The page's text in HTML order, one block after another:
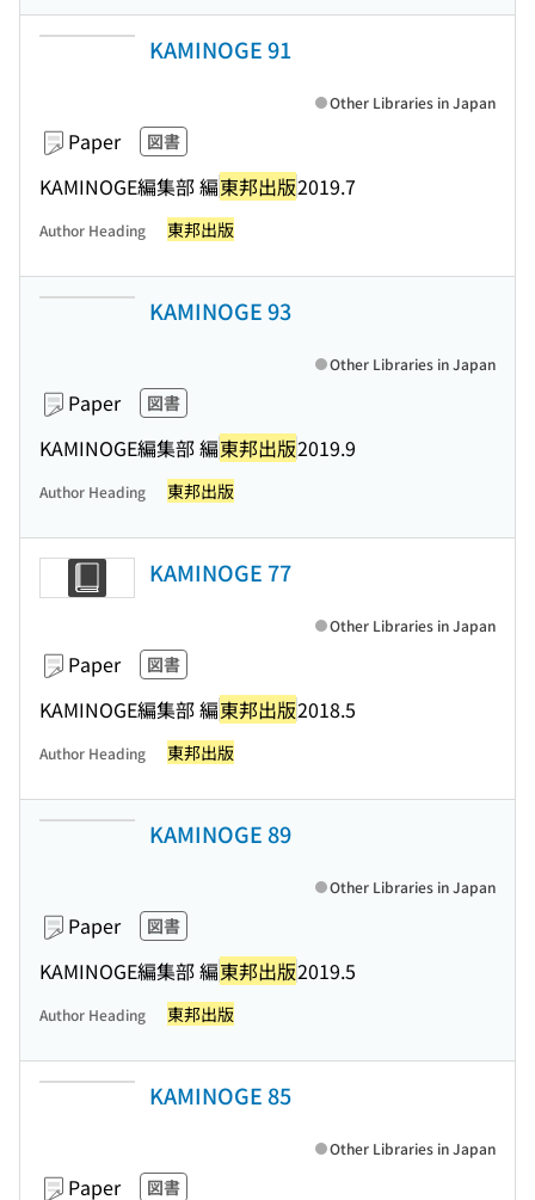
KAMINOGE 91
Paper 図書
KAMINOGE編集部 編東邦出版2019.7
Other Libraries in Japan
Author Heading 東邦出版
KAMINOGE 93
Paper 図書
KAMINOGE編集部 編東邦出版2019.9
Other Libraries in Japan
Author Heading 東邦出版
KAMINOGE 77
Paper 図書
KAMINOGE編集部 編東邦出版2018.5
Other Libraries in Japan
Author Heading 東邦出版
KAMINOGE 89
Paper 図書
KAMINOGE編集部 編東邦出版2019.5
Other Libraries in Japan
Author Heading 東邦出版
KAMINOGE 85
Paper 図書
Other Libraries in Japan